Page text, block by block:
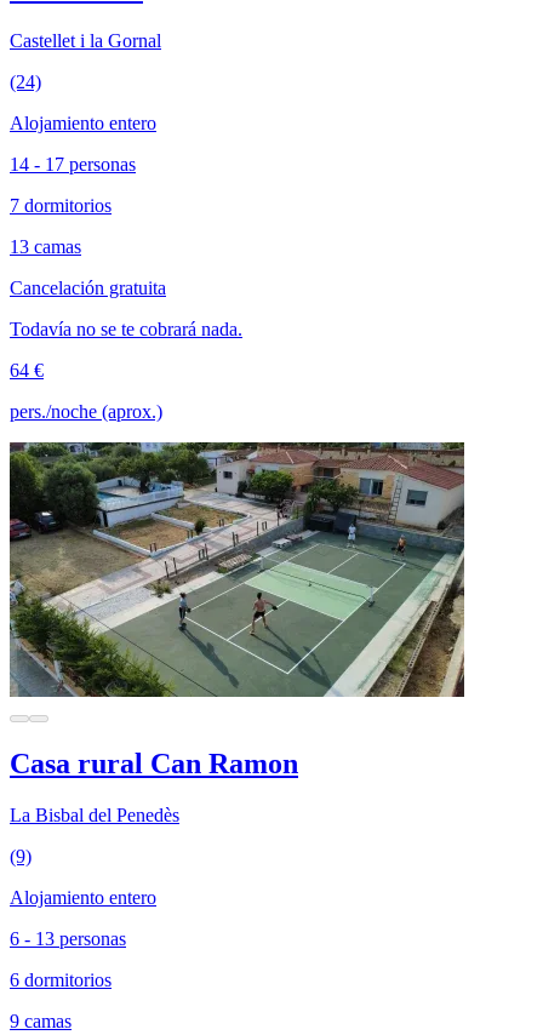
Castellet i la Gornal
(24)
Alojamiento entero
14 - 17 personas
7 dormitorios
13 camas
Cancelación gratuita
Todavía no se te cobrará nada.
64 €
pers./noche (aprox.)
Casa rural Can Ramon
La Bisbal del Penedès
(9)
Alojamiento entero
6 - 13 personas
6 dormitorios
9 camas